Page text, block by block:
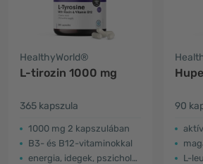
HealthyWorld®
L-tirozin 1000 mg
365 kapszula
1000 mg 2 kapszulában
B3- és B12-vitaminokkal
energia, idegek, pszichológiai működés
90
L-